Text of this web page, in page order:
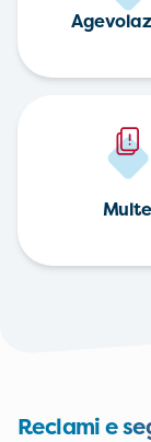
Multe
Reclami e